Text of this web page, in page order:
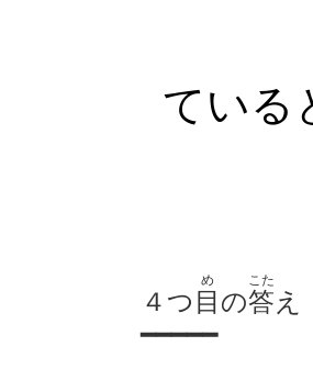
ている
４つ 目
め
の答
こた
え
━━━━━